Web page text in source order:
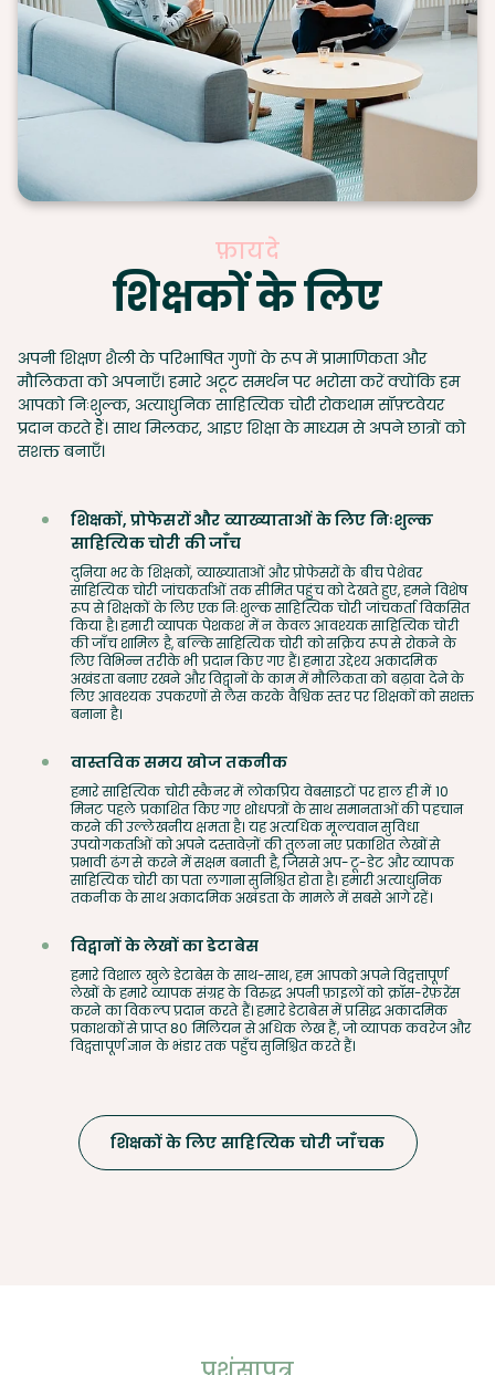
फ़ायदे
शिक्षकों के लिए
अपनी शिक्षण शैली के परिभाषित गुणों के रूप में प्रामाणिकता और
मौलिकता को अपनाएँ। हमारे अटूट समर्थन पर भरोसा करें क्योंकि हम
आपको निःशुल्क, अत्याधुनिक साहित्यिक चोरी रोकथाम सॉफ़्टवेयर
प्रदान करते हैं। साथ मिलकर, आइए शिक्षा के माध्यम से अपने छात्रों को
सशक्त बनाएँ।
शिक्षकों, प्रोफेसरों और व्याख्याताओं के लिए निःशुल्क
साहित्यिक चोरी की जाँच
दुनिया भर के शिक्षकों, व्याख्याताओं और प्रोफेसरों के बीच पेशेवर
साहित्यिक चोरी जांचकर्ताओं तक सीमित पहुंच को देखते हुए, हमने विशेष
रूप से शिक्षकों के लिए एक निःशुल्क साहित्यिक चोरी जांचकर्ता विकसित
किया है। हमारी व्यापक पेशकश में न केवल आवश्यक साहित्यिक चोरी
की जाँच शामिल है, बल्कि साहित्यिक चोरी को सक्रिय रूप से रोकने के
लिए विभिन्न तरीके भी प्रदान किए गए हैं। हमारा उद्देश्य अकादमिक
अखंडता बनाए रखने और विद्वानों के काम में मौलिकता को बढ़ावा देने के
लिए आवश्यक उपकरणों से लैस करके वैश्विक स्तर पर शिक्षकों को सशक्त
बनाना है।
वास्तविक समय खोज तकनीक
हमारे साहित्यिक चोरी स्कैनर में लोकप्रिय वेबसाइटों पर हाल ही में 10
मिनट पहले प्रकाशित किए गए शोधपत्रों के साथ समानताओं की पहचान
करने की उल्लेखनीय क्षमता है। यह अत्यधिक मूल्यवान सुविधा
उपयोगकर्ताओं को अपने दस्तावेज़ों की तुलना नए प्रकाशित लेखों से
प्रभावी ढंग से करने में सक्षम बनाती है, जिससे अप-टू-डेट और व्यापक
साहित्यिक चोरी का पता लगाना सुनिश्चित होता है। हमारी अत्याधुनिक
तकनीक के साथ अकादमिक अखंडता के मामले में सबसे आगे रहें।
विद्वानों के लेखों का डेटाबेस
हमारे विशाल खुले डेटाबेस के साथ-साथ, हम आपको अपने विद्वत्तापूर्ण
लेखों के हमारे व्यापक संग्रह के विरुद्ध अपनी फ़ाइलों को क्रॉस-रेफ़रेंस
करने का विकल्प प्रदान करते हैं। हमारे डेटाबेस में प्रसिद्ध अकादमिक
प्रकाशकों से प्राप्त 80 मिलियन से अधिक लेख हैं, जो व्यापक कवरेज और
विद्वत्तापूर्ण ज्ञान के भंडार तक पहुँच सुनिश्चित करते हैं।
शिक्षकों के लिए साहित्यिक चोरी जाँचक